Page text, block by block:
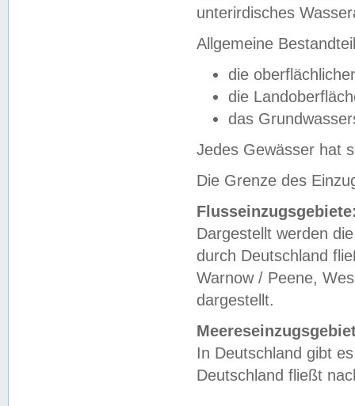
unterirdisches
Allgemeine
die
die
das
Jedes Gewässer hat
Die Grenze des
Dargestellt werden
durch Deutschland
Warnow / Peene,
dargestellt.
In Deutschland gibt
Deutschland fließt